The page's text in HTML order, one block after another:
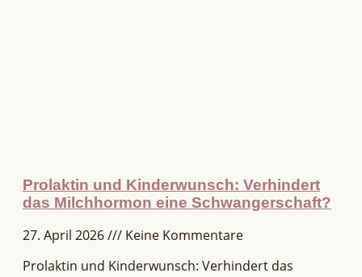
Prolaktin und Kinderwunsch: Verhindert
das Milchhormon eine Schwangerschaft?
27. April 2026
Keine Kommentare
Prolaktin und Kinderwunsch: Verhindert das